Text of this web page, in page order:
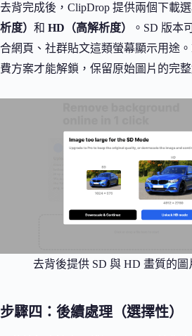
去背完成後，ClipDrop 提供兩個下載選
析度） 和 HD（高解析度）
。SD 版本
合網頁、社群貼文這類螢幕顯示用途
費方案才能解鎖，保留原始圖片的完整
去背後提供 SD 與 HD 畫質的圖
步驟四：後續處理（選擇性）